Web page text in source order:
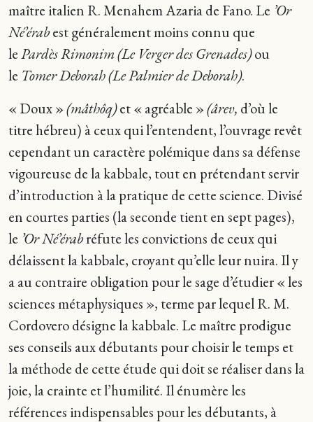
maître italien R. Menahem Azaria de Fano. Le ’Or
Né’érabest généralement moins connu que
lePardès Rimonim(Le Verger des Grenades)ou
le Tomer Deborah(Le Palmier de Deborah).
« Doux »(mâthôq)et « agréable »(ârev, d’où le
titre hébreu) à ceux qui l’entendent, l’ouvrage revêt
cependant un caractère polémique dans sa défense
vigoureuse de la kabbale, tout en prétendant servir
d’introduction à la pratique de cette science. Divisé
en courtes parties (la seconde tient en sept pages),
le ’Or Né’érabréfute les convictions de ceux qui
délaissent la kabbale, croyant qu’elle leur nuira. Il y
a au contraire obligation pour le sage d’étudier « les
sciences métaphysiques », terme par lequel R. M.
Cordovero désigne la kabbale. Le maître prodigue
ses conseils aux débutants pour choisir le temps et
la méthode de cette étude qui doit se réaliser dans la
joie, la crainte et l’humilité. Il énumère les
références indispensables pour les débutants, à